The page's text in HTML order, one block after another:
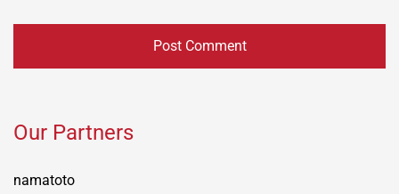
Our Partners
namatoto